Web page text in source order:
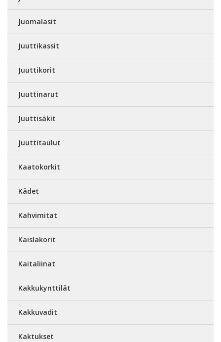
Juomalasit
Juuttikassit
Juuttikorit
Juuttinarut
Juuttisäkit
Juuttitaulut
Kaatokorkit
Kädet
Kahvimitat
Kaislakorit
Kaitaliinat
Kakkukynttilät
Kakkuvadit
Kaktukset